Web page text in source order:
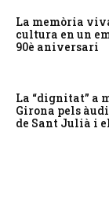
La memòria
cultura en un
90è aniversari
La “dignitat” a
Girona pels
de Sant Julià i